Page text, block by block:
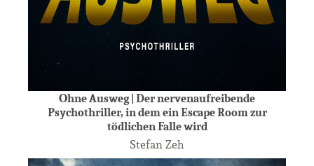
Ohne Ausweg | Der nervenaufreibende
Psychothriller, in dem ein Escape Room zur
tödlichen Falle wird
Stefan Zeh